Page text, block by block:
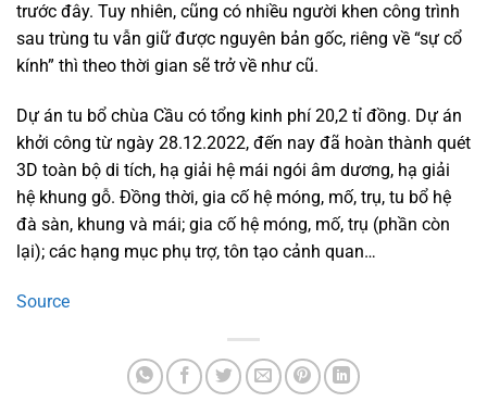
trước đây. Tuy nhiên, cũng có nhiều người khen công trình
sau trùng tu vẫn giữ được nguyên bản gốc, riêng về “sự cổ
kính” thì theo thời gian sẽ trở về như cũ.
Dự án tu bổ chùa Cầu có tổng kinh phí 20,2 tỉ đồng. Dự án
khởi công từ ngày 28.12.2022, đến nay đã hoàn thành quét
3D toàn bộ di tích, hạ giải hệ mái ngói âm dương, hạ giải
hệ khung gỗ. Đồng thời, gia cố hệ móng, mố, trụ, tu bổ hệ
đà sàn, khung và mái; gia cố hệ móng, mố, trụ (phần còn
lại); các hạng mục phụ trợ, tôn tạo cảnh quan…
Source